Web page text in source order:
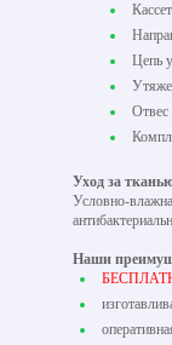
Цепь
Отвес
Уход за
Условно-
Наши